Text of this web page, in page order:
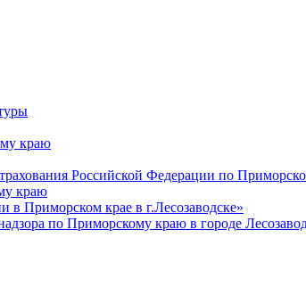
краю
Российской Федерации по
краю
Приморском крае в г.Лесозаводске»
по Приморскому краю в городе